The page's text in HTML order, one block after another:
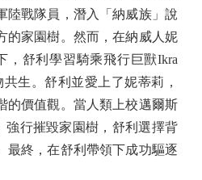
陸戰隊員，潛入「納威族」說
的家園樹。然而，在納威人妮
，舒利學習騎乘飛行巨獸Ikra
生。舒利並愛上了妮蒂莉，
的價值觀。當人類上校邁爾斯
強行摧毀家園樹，舒利選擇背
最終，在舒利帶領下成功驅逐